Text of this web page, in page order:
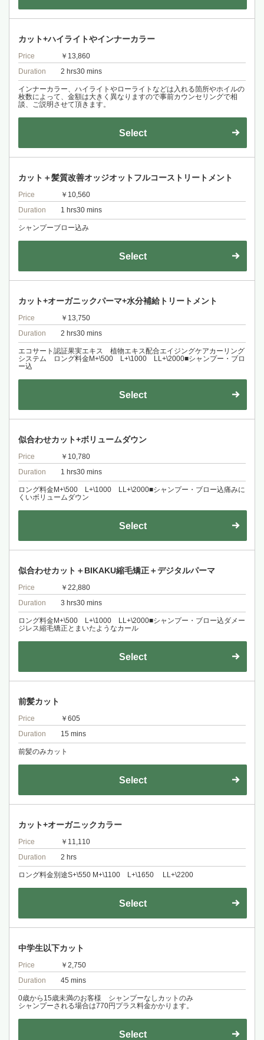
カット+ハイライトやインナーカラー
Price
￥13,860
Duration
2 hrs30 mins
インナーカラー、ハイライトやローライトなどは入れる箇所やホイルの
枚数によって、金額は大きく異なりますので事前カウンセリングで相
談、ご説明させて頂きます。
Select
カット＋髪質改善オッジオットフルコーストリートメント
Price
￥10,560
Duration
1 hrs30 mins
シャンプーブロー込み
Select
カット+オーガニックパーマ+水分補給トリートメント
Price
￥13,750
Duration
2 hrs30 mins
エコサート認証果実エキス 植物エキス配合エイジングケアカーリング
システム ロング料金M+\500 L+\1000 LL+\2000■シャンプー・ブロ
ー込
Select
似合わせカット+ボリュームダウン
Price
￥10,780
Duration
1 hrs30 mins
ロング料金M+\500 L+\1000 LL+\2000■シャンプー・ブロー込痛みに
くいボリュームダウン
Select
似合わせカット＋BIKAKU縮毛矯正＋デジタルパーマ
Price
￥22,880
Duration
3 hrs30 mins
ロング料金M+\500 L+\1000 LL+\2000■シャンプー・ブロー込ダメー
ジレス縮毛矯正とまいたようなカール
Select
前髪カット
Price
￥605
Duration
15 mins
前髪のみカット
Select
カット+オーガニックカラー
Price
￥11,110
Duration
2 hrs
ロング料金別途S+\550 M+\1100 L+\1650 LL+\2200
Select
中学生以下カット
Price
￥2,750
Duration
45 mins
0歳から15歳未満のお客様 シャンプーなしカットのみ
シャンプーされる場合は770円プラス料金かかります。
Select